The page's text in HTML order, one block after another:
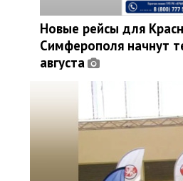
Новые рейсы для
Симферополя начнут
августа